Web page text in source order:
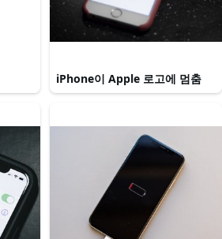
iPhone이 Apple 로고에 멈춤